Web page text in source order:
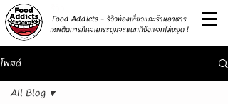
Food Addicts - รีวิวท่องเที่ยวและร้านอาหาร
เสพติดการกินจนกระดุมจะแหกก็ยังแ๑กไม่หยุด !
โพสต์
All Blog